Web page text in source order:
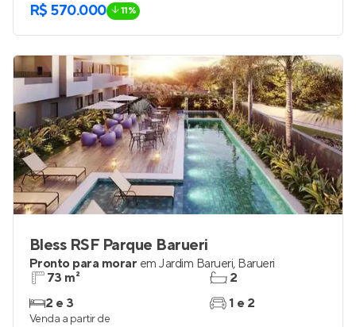
R$ 570.000 11%
Bless RSF Parque Barueri
Pronto para morar em Jardim Barueri, Barueri
73 m²
2 e 3
2
1 e 2
Venda a partir de